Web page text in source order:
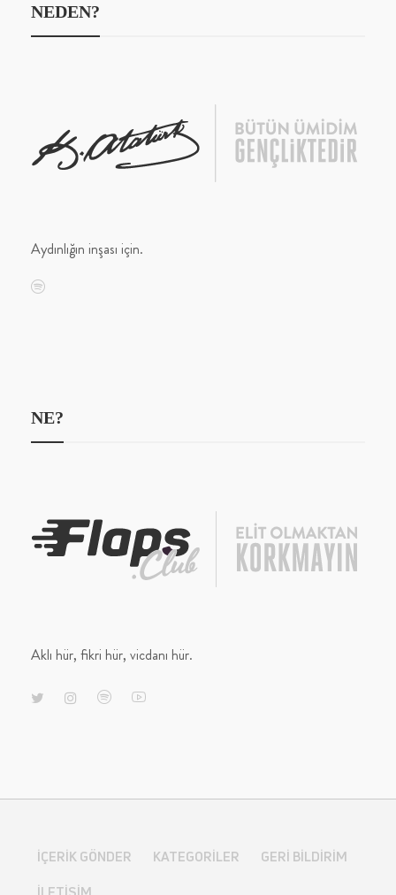
NEDEN?
Aydınlığın inşası için.
NE?
Aklı hür, fikri hür, vicdanı hür.
İÇERIK GÖNDER KATEGORILER
GERI BILDIRIM